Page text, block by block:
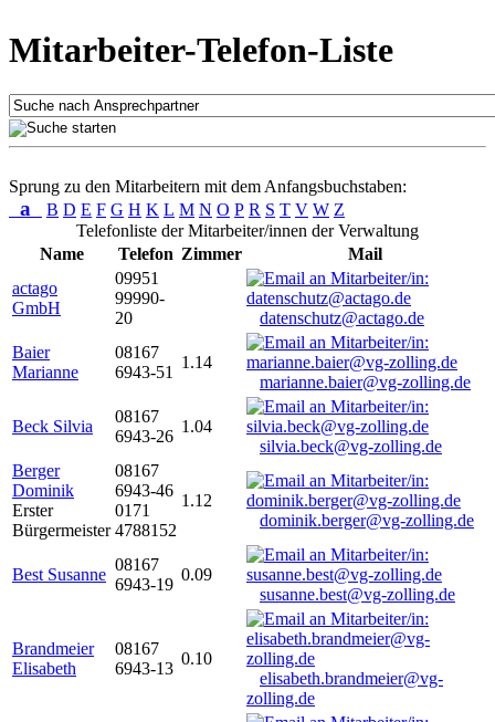
Mitarbeiter-Telefon-Liste
Sprung zu den Mitarbeitern mit dem Anfangsbuchstaben:
a B D E F G H K L M N O P R S T V W Z
Telefonliste der Mitarbeiter/innen der Verwaltung
Name
Telefon Zimmer
Mail
actago
GmbH
09951
99990-
20
datenschutz@actago.de
Baier
Marianne
08167
6943-51
1.14
marianne.baier@vg-zolling.de
Beck Silvia
08167
6943-26
1.04
silvia.beck@vg-zolling.de
Berger
Dominik
Erster
Bürgermeister
08167
6943-46
0171
4788152
1.12
dominik.berger@vg-zolling.de
Best Susanne
08167
6943-19
0.09
susanne.best@vg-zolling.de
Brandmeier
Elisabeth
08167
6943-13
0.10
elisabeth.brandmeier@vg-
zolling.de